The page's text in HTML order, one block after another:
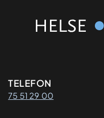
TELEFON
75 51 29 00